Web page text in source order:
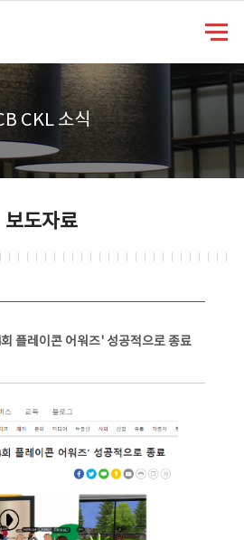
CKL 소식
보도자료
플레이콘 어워즈' 성공적으로 종료